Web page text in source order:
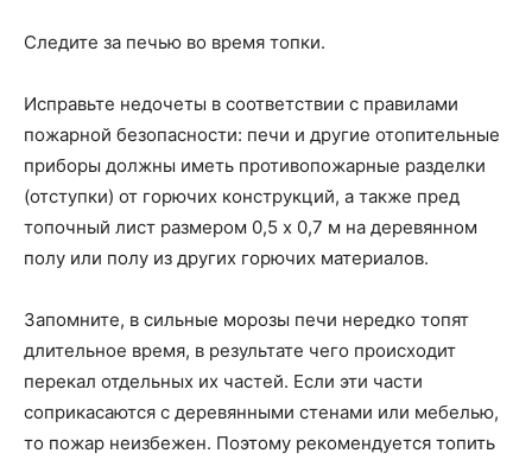
Следите за печью во время топки.
Исправьте недочеты в соответствии с правилами
пожарной безопасности: печи и другие отопительные
приборы должны иметь противопожарные разделки
(отступки) от горючих конструкций, а также пред
топочный лист размером 0,5 х 0,7 м на деревянном
полу или полу из других горючих материалов.
Запомните, в сильные морозы печи нередко топят
длительное время, в результате чего происходит
перекал отдельных их частей. Если эти части
соприкасаются с деревянными стенами или мебелью,
то пожар неизбежен. Поэтому рекомендуется топить